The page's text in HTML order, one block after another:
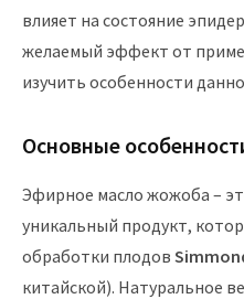
влияет на состояние
желаемый эффект от
изучить особенности
Основные
Эфирное масло жожоба –
уникальный продукт,
обработки плодов
китайской). Натуральное